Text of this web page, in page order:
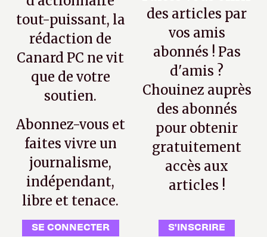
tout-puissant, la
rédaction de
Canard PC ne vit
que de votre
soutien.
Abonnez-vous et
faites vivre un
journalisme,
indépendant,
libre et tenace.
SE CONNECTER
des articles par
vos amis
abonnés ! Pas
d'amis ?
Chouinez auprès
des abonnés
pour obtenir
gratuitement
accès aux
articles !
S'INSCRIRE